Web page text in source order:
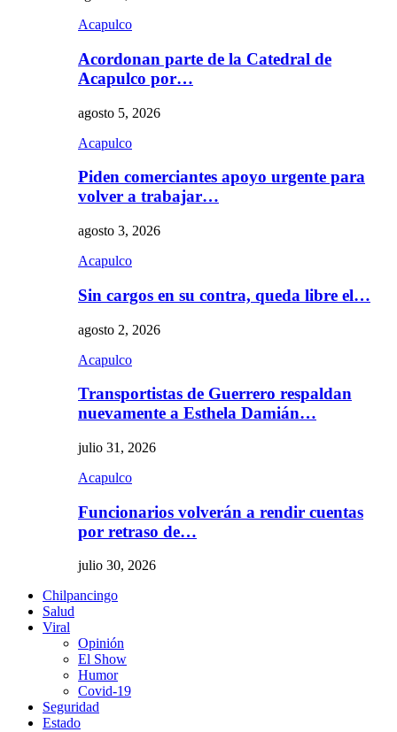
Acapulco
Acordonan parte de la Catedral de
Acapulco por…
agosto 5, 2026
Acapulco
Piden comerciantes apoyo urgente para
volver a trabajar…
agosto 3, 2026
Acapulco
Sin cargos en su contra, queda libre el…
agosto 2, 2026
Acapulco
Transportistas de Guerrero respaldan
nuevamente a Esthela Damián…
julio 31, 2026
Acapulco
Funcionarios volverán a rendir cuentas
por retraso de…
julio 30, 2026
Chilpancingo
Salud
Viral
Opinión
El Show
Humor
Covid-19
Seguridad
Estado